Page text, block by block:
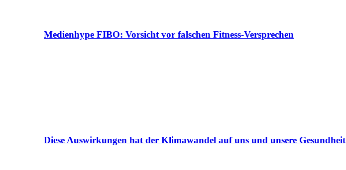
Medienhype FIBO: Vorsicht vor falschen Fitness-Versprechen
Diese Auswirkungen hat der Klimawandel auf uns und unsere Gesundheit